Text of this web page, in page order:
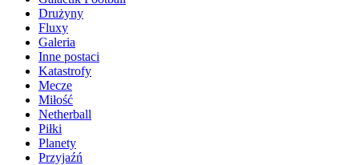
Drużyny
Fluxy
Galeria
Inne postaci
Katastrofy
Mecze
Miłość
Netherball
Piłki
Planety
Przyjaźń